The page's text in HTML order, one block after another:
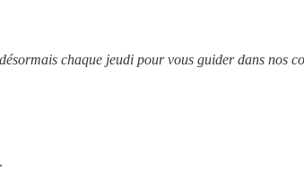
désormais chaque jeudi pour vous guider dans nos